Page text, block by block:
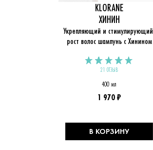
KLORANE
ХИНИН
Укрепляющий и стимулирующий
рост волос шампунь с Хинином
21 ОТЗЫВ
400 мл
1 970 ₽
В КОРЗИНУ